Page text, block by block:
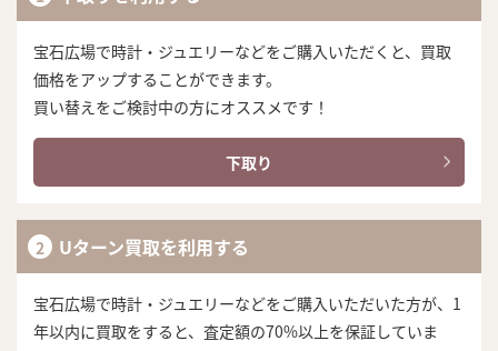
宝石広場で時計・ジュエリーなどをご購入いただくと、買取
価格をアップすることができます。
買い替えをご検討中の方にオススメです！
下取り
Uターン買取を利用する
宝石広場で時計・ジュエリーなどをご購入いただいた方が、1
年以内に買取をすると、査定額の70%以上を保証していま